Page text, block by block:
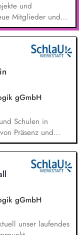
und
Mitglieder und
Naturschutz. Du
Klimaschutz nach
Kampagnen
von
gGmbH
Schulen in
Präsenz und
Tagen und erstellst
schlau-lernen.org.
auf den
und
gGmbH
unser laufendes